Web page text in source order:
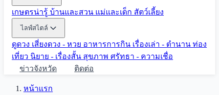
เกษตรน่ารู้ บ้านและสวน แม่และเด็ก สัตว์เลี้ยง
ไลฟ์สไตล์
ดูดวง เสี่ยงดวง - หวย อาหารการกิน เรื่องเล่า - ตำนาน ท่อง
เที่ยว นิยาย - เรื่องสั้น สุขภาพ ศรัทธา - ความเชื่อ
ข่าวจังหวัด
ติดต่อ
หน้าแรก